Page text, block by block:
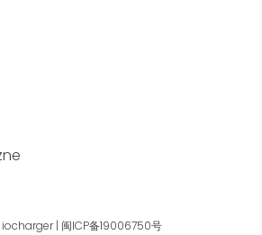
iocharger| 闽ICP备19006750号